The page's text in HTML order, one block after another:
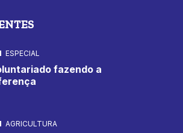
ESPECIAL
fazendo a
AGRICULTURA